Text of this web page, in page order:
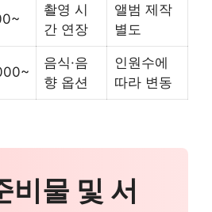
촬영 시
간 연장
앨범 제작
별도
음식·음
향 옵션
인원수에
따라 변동
물 및 서